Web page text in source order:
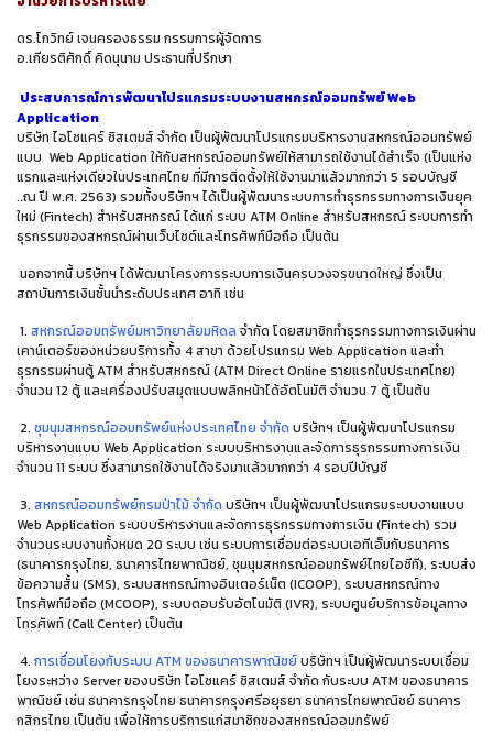
ดร.โกวิทย์ เจนครองธรรม กรรมการผู้จัดการ
อ.เกียรติศักดิ์ คิดนุนาม ประธานที่ปรึกษา
ประสบการณ์การพัฒนาโปรแกรมระบบงานสหกรณ์ออมทรัพย์Web
Application
บริษัท ไอโซแคร์ ซิสเตมส์ จำกัด เป็นผู้พัฒนาโปรแกรมบริหารงานสหกรณ์ออมทรัพย์
แบบ Web Application ให้กับสหกรณ์ออมทรัพย์ให้สามารถใช้งานได้สำเร็จ (เป็นแห่ง
แรกและแห่งเดียวในประเทศไทย ที่มีการติดตั้งให้ใช้งานมาแล้วมากกว่า 5 รอบบัญชี
..ณ ปี พ.ศ. 2563) รวมทั้งบริษัทฯ ได้เป็นผู้พัฒนาระบบการทำธุรกรรมทางการเงินยุค
ใหม่ (Fintech) สำหรับสหกรณ์ ได้แก่ ระบบ ATM Online สำหรับสหกรณ์ ระบบการทำ
ธุรกรรมของสหกรณ์ผ่านเว็บไซต์และโทรศัพท์มือถือ เป็นต้น
นอกจากนี้ บริษัทฯ ได้พัฒนาโครงการระบบการเงินครบวงจรขนาดใหญ่ ซึ่งเป็น
สถาบันการเงินชั้นนำระดับประเทศ อาทิ เช่น
1. สหกรณ์ออมทรัพย์มหาวิทยาลัยมหิดล จำกัด โดยสมาชิกทำธุรกรรมทางการเงินผ่าน
เคาน์เตอร์ของหน่วยบริการทั้ง 4สาขา ด้วยโปรแกรม Web Application และทำ
ธุรกรรมผ่านตู้ATM สำหรับสหกรณ์(ATM Direct Online รายแรกในประเทศไทย)
จำนวน 12 ตู้ และเครื่องปรับสมุดแบบพลิกหน้าได้อัตโนมัติ จำนวน 7 ตู้ เป็นต้น
2. ชุมนุมสหกรณ์ออมทรัพย์แห่งประเทศไทย จำกัด บริษัทฯ เป็นผู้พัฒนาโปรแกรม
บริหารงานแบบ Web Application ระบบบริหารงานและจัดการธุรกรรมทางการเงิน
จำนวน 11 ระบบ ซึ่งสามารถใช้งานได้จริงมาแล้วมากกว่า 4รอบปีบัญชี
3. สหกรณ์ออมทรัพย์กรมป่าไม้ จำกัด บริษัทฯ เป็นผู้พัฒนาโปรแกรมระบบงานแบบ
Web Application ระบบบริหารงานและจัดการธุรกรรมทางการเงิน (Fintech) รวม
จำนวนระบบงานทั้งหมด 20 ระบบ เช่น ระบบการเชื่อมต่อระบบเอทีเอ็มกับธนาคาร
(ธนาคารกรุงไทย, ธนาคารไทยพาณิชย์, ชุมนุมสหกรณ์ออมทรัพย์ไทยไอซีที), ระบบส่ง
ข้อความสั้น (SMS), ระบบสหกรณ์ทางอินเตอร์เน็ต (ICOOP), ระบบสหกรณ์ทาง
โทรศัพท์มือถือ (MCOOP), ระบบตอบรับอัตโนมัติ(IVR), ระบบศูนย์บริการข้อมูลทาง
โทรศัพท์(Call Center) เป็นต้น
4. การเชื่อมโยงกับระบบ ATM ของธนาคารพาณิชย์บริษัทฯ เป็นผู้พัฒนาระบบเชื่อม
โยงระหว่าง Serverของบริษัท ไอโซแคร์ ซิสเตมส์ จำกัด กับระบบ ATM ของธนาคาร
พาณิชย์ เช่น ธนาคารกรุงไทย ธนาคารกรุงศรีอยุธยา ธนาคารไทยพาณิชย์ ธนาคาร
กสิกรไทย เป็นต้น เพื่อให้การบริการแก่สมาชิกของสหกรณ์ออมทรัพย์